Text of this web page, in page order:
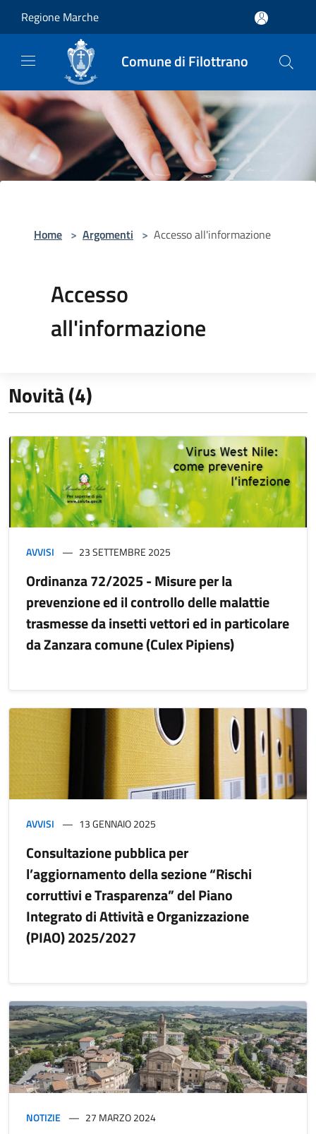
Regione Marche
Comune di Filottrano
Home > Argomenti > Accesso all'informazione
Accesso
all'informazione
Novità (4)
AVVISI 23 SETTEMBRE 2025
Ordinanza 72/2025 - Misure per la
prevenzione ed il controllo delle malattie
trasmesse da insetti vettori ed in particolare
da Zanzara comune (Culex Pipiens)
AVVISI 13 GENNAIO 2025
Consultazione pubblica per
l’aggiornamento della sezione “Rischi
corruttivi e Trasparenza” del Piano
Integrato di Attività e Organizzazione
(PIAO) 2025/2027
NOTIZIE 27 MARZO 2024